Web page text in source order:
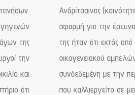
γηγενών
της
την
και
ότι
Ανδρίτσαινας
αφορμή για την έρευνα
της ήταν ότι εκτός
οικογενειακού
συνδεδεμένη με την
που καλλιεργείτο σε